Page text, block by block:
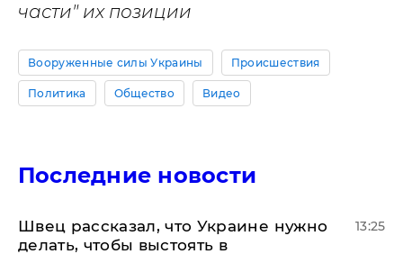
части" их позиции
Вооруженные силы Украины Происшествия
Политика Общество Видео
Последние новости
Швец рассказал, что Украине нужно
делать, чтобы выстоять в
13:25